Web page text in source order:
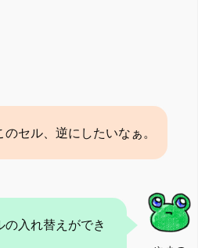
セル、逆にしたいなぁ。
の入れ替えができ